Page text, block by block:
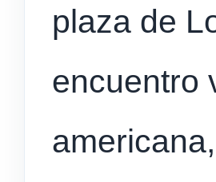
plaza de
encuentro